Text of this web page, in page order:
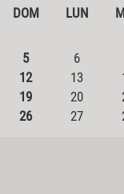
DOM LUN
5
6
12
13
19
20
26
27